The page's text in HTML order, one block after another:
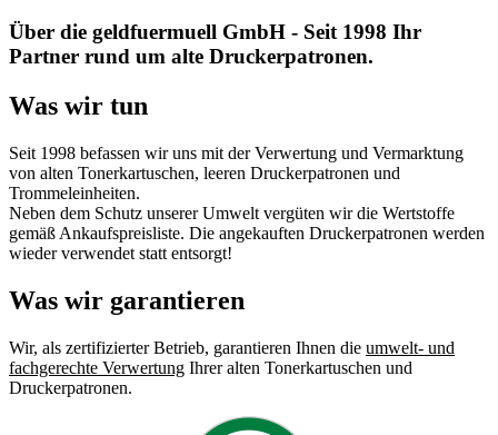
Über die geldfuermuell GmbH - Seit 1998 Ihr
Partner rund um alte Druckerpatronen.
Was wir tun
Seit 1998 befassen wir uns mit der Verwertung und Vermarktung
von alten Tonerkartuschen, leeren Druckerpatronen und
Trommeleinheiten.
Neben dem Schutz unserer Umwelt vergüten wir die Wertstoffe
gemäß Ankaufspreisliste. Die angekauften Druckerpatronen werden
wieder verwendet statt entsorgt!
Was wir garantieren
Wir, als zertifizierter Betrieb, garantieren Ihnen die umwelt- und
fachgerechte Verwertung Ihrer alten Tonerkartuschen und
Druckerpatronen.